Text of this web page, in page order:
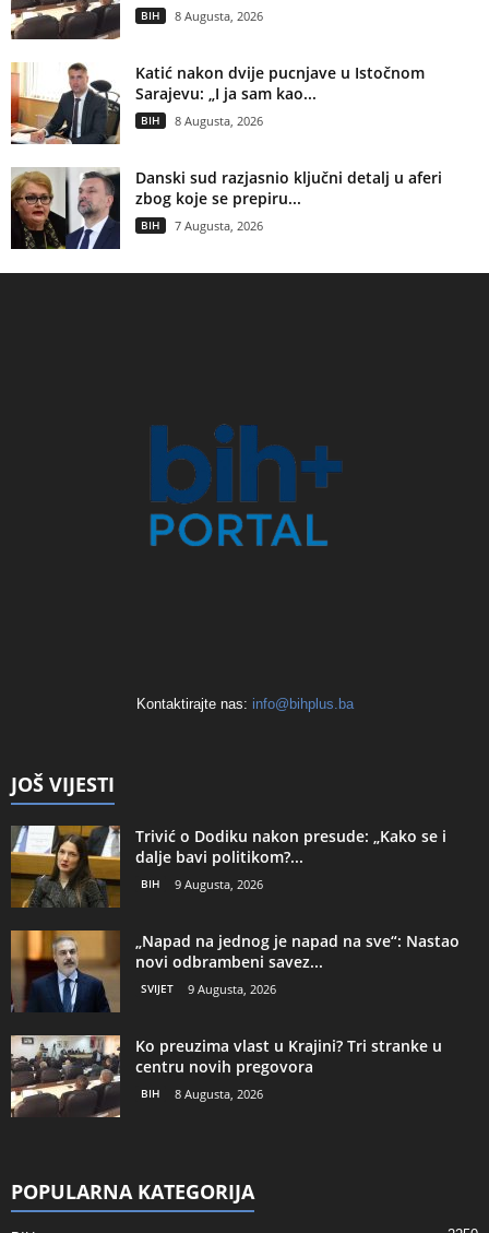
BIH 8 Augusta, 2026
Katić nakon dvije pucnjave u Istočnom
Sarajevu: „I ja sam kao...
BIH 8 Augusta, 2026
Danski sud razjasnio ključni detalj u aferi
zbog koje se prepiru...
BIH 7 Augusta, 2026
Kontaktirajte nas: info@bihplus.ba
JOŠ VIJESTI
Trivić o Dodiku nakon presude: „Kako se i
dalje bavi politikom?...
BIH 9 Augusta, 2026
„Napad na jednog je napad na sve“: Nastao
novi odbrambeni savez...
SVIJET 9 Augusta, 2026
Ko preuzima vlast u Krajini? Tri stranke u
centru novih pregovora
BIH 8 Augusta, 2026
POPULARNA KATEGORIJA